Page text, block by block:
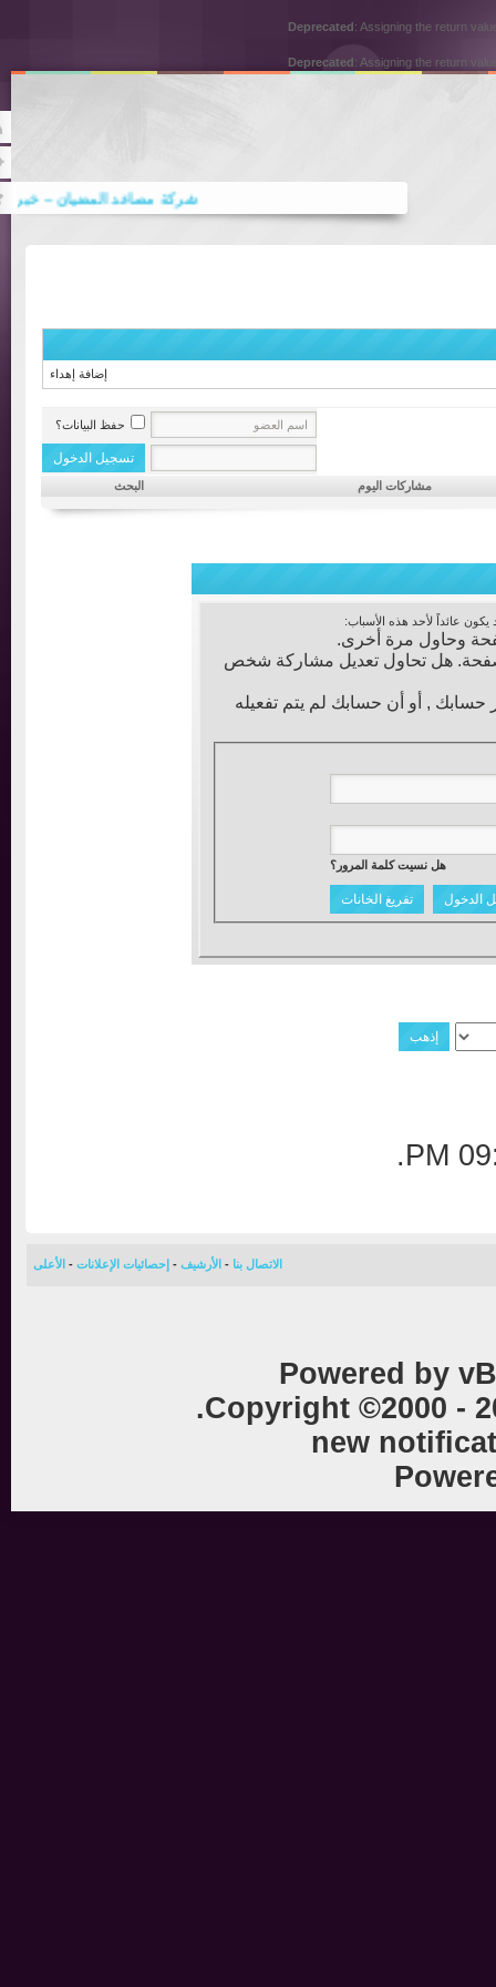
Deprecated: Assigning the return
Deprecated: Assigning the return
شركة مصاعد المضيان – خبرة منذ 1980 في حلول المصاعد بالكويت
إضافة إهداء
حفظ البيانات؟
مشاركات اليوم البحث
عائداً لأحد هذه الأسباب:
وحاول مرة أخرى.
هل تحاول تعديل مشاركة شخص
, أو أن حسابك لم يتم تفعيله
هل نسيت كلمة المرور؟
.
الاتصال بنا- الأرشيف-إحصائيات الإعلانات-الأعلى
Powered by
Copyright ©2000 -
new